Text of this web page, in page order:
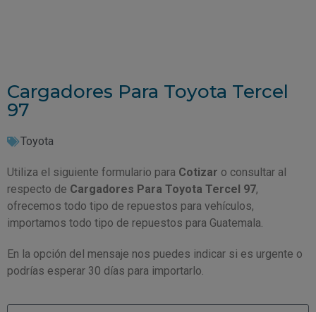
Cargadores Para Toyota Tercel
97
Toyota
Utiliza el siguiente formulario para Cotizar o consultar al
respecto de Cargadores Para Toyota Tercel 97,
ofrecemos todo tipo de repuestos para vehículos,
importamos todo tipo de repuestos para Guatemala.
En la opción del mensaje nos puedes indicar si es urgente o
podrías esperar 30 días para importarlo.